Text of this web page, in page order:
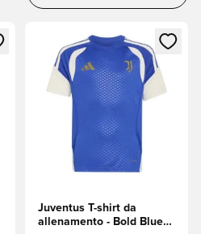
per accedere o registrarsi come
Apre una finestra modale
Juventus T-shirt da
allenamento - Bold Blue